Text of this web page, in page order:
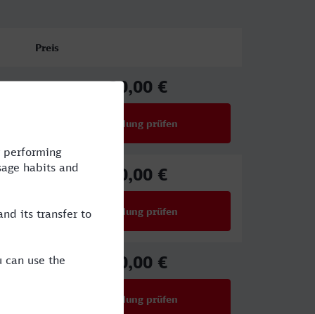
Preis
30,00 €
Verbindung prüfen
30,00 €
Verbindung prüfen
30,00 €
Verbindung prüfen